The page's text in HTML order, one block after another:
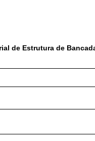
de Estrutura de